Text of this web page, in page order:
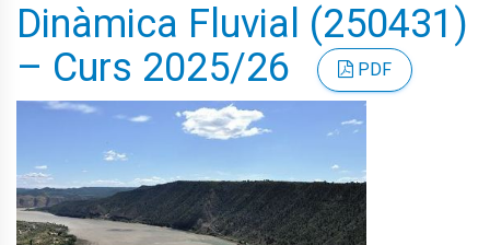
Dinàmica Fluvial (250431)
– Curs 2025/26
PDF